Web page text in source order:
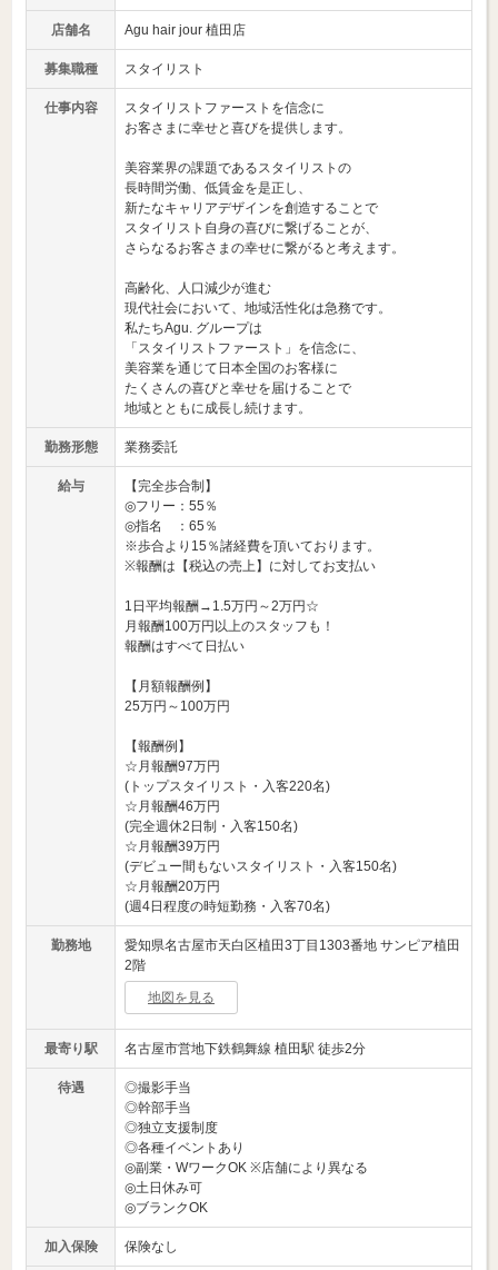
店舗名 Agu hair jour 植田店
募集職種 スタイリスト
仕事内容
スタイリストファーストを信念に
お客さまに幸せと喜びを提供します。
美容業界の課題であるスタイリストの
長時間労働、低賃金を是正し、
新たなキャリアデザインを創造することで
スタイリスト自身の喜びに繋げることが、
さらなるお客さまの幸せに繋がると考えます。
高齢化、人口減少が進む
現代社会において、地域活性化は急務です。
私たちAgu. グループは
「スタイリストファースト」を信念に、
美容業を通じて日本全国のお客様に
たくさんの喜びと幸せを届けることで
地域とともに成長し続けます。
勤務形態 業務委託
給与
【完全歩合制】
◎フリー：55％
◎指名 ：65％
※歩合より15％諸経費を頂いております。
※報酬は【税込の売上】に対してお支払い
1日平均報酬→1.5万円～2万円☆
月報酬100万円以上のスタッフも！
報酬はすべて日払い
【月額報酬例】
25万円～100万円
【報酬例】
☆月報酬97万円
(トップスタイリスト・入客220名)
☆月報酬46万円
(完全週休2日制・入客150名)
☆月報酬39万円
(デビュー間もないスタイリスト・入客150名)
☆月報酬20万円
(週4日程度の時短勤務・入客70名)
勤務地
愛知県名古屋市天白区植田3丁目1303番地 サンピア植田
2階
地図を見る
最寄り駅 名古屋市営地下鉄鶴舞線 植田駅 徒歩2分
待遇
◎撮影手当
◎幹部手当
◎独立支援制度
◎各種イベントあり
◎副業・WワークOK ※店舗により異なる
◎土日休み可
◎ブランクOK
加入保険 保険なし